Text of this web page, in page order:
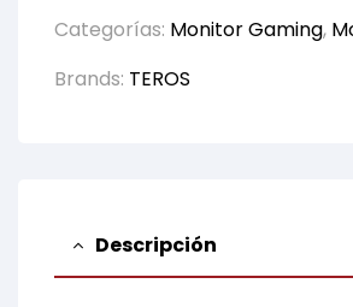
Categorías: Monitor Gaming,
Brands: TEROS
Descripción